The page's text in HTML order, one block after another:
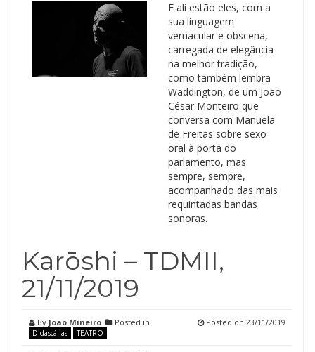
E ali estão eles, com a
sua linguagem
vernacular e obscena,
carregada de elegância
na melhor tradição,
como também lembra
Waddington, de um João
César Monteiro que
conversa com Manuela
de Freitas sobre sexo
oral à porta do
parlamento, mas
sempre, sempre,
acompanhado das mais
requintadas bandas
sonoras.
Karōshi – TDMII,
21/11/2019
By Joao Mineiro Posted in
Didascálias TEATRO
Posted on 23/11/2019